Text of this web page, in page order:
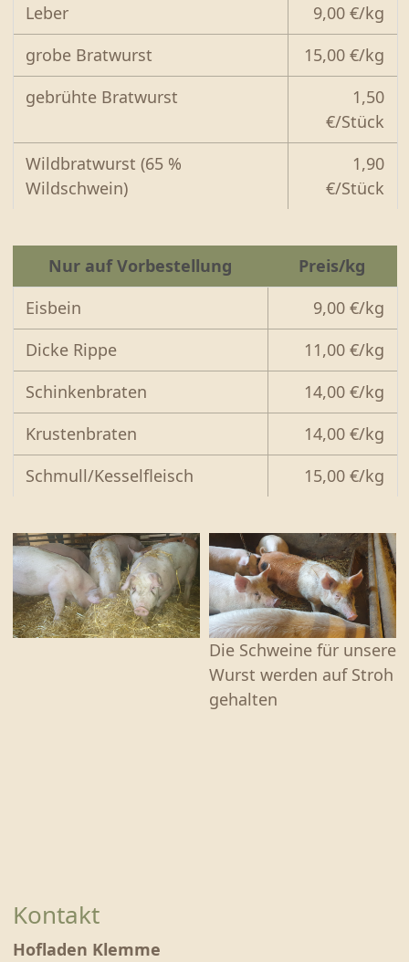
Leber
9,00 €/kg
grobe Bratwurst
15,00 €/kg
gebrühte Bratwurst
1,50
€/Stück
Wildbratwurst (65 %
Wildschwein)
1,90
€/Stück
Nur auf Vorbestellung
Preis/kg
Eisbein
9,00 €/kg
Dicke Rippe
11,00 €/kg
Schinkenbraten
14,00 €/kg
Krustenbraten
14,00 €/kg
Schmull/Kesselfleisch
15,00 €/kg
Die Schweine für unsere
Wurst werden auf Stroh
gehalten
Kontakt
Hofladen Klemme